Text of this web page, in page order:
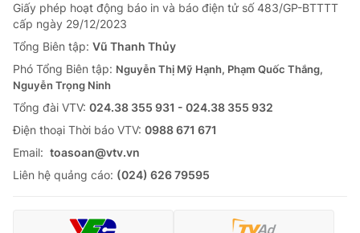
Giấy phép hoạt động báo in và báo điện tử số 483/GP-BTTTT
cấp ngày 29/12/2023
Tổng Biên tập: Vũ Thanh Thủy
Phó Tổng Biên tập: Nguyễn Thị Mỹ Hạnh, Phạm Quốc Thắng,
Nguyễn Trọng Ninh
Tổng đài VTV: 024.38 355 931 - 024.38 355 932
Ðiện thoại Thời báo VTV: 0988 671 671
Email: toasoan@vtv.vn
Liên hệ quảng cáo: (024) 626 79595